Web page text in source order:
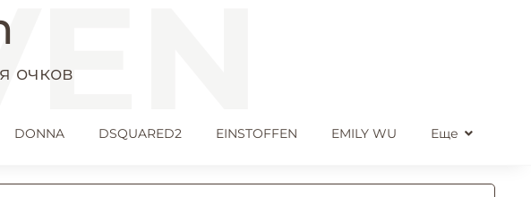
очков
DONNA DSQUARED2 EINSTOFFEN EMILY WU Еще